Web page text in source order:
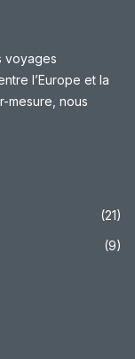
voyages
l’Europe et la
mesure, nous
(21)
(9)